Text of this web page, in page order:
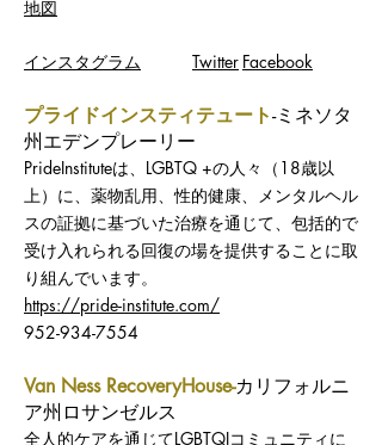
地図
インスタグラム Twitter Facebook
プライドインスティテュート-ミネソタ
州エデンプレーリー
PrideInstituteは、LGBTQ +の人々（18歳以
上）に、薬物乱用、性的健康、メンタルヘル
スの証拠に基づいた治療を通じて、包括的で
受け入れられる回復の場を提供することに取
り組んでいます。
https://pride-institute.com/
952-934-7554
Van Ness RecoveryHouse-カリフォルニ
ア州ロサンゼルス
全人的ケアを通じてLGBTQIコミュニティに